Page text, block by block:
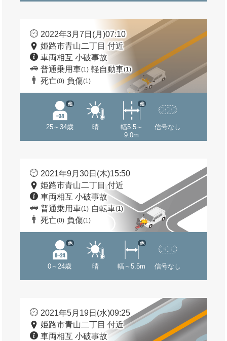
2022年3月7日(月)07:10
姫路市青山二丁目 付近
車両相互 小破事故
普通乗用車(1) 軽自動車(1)
死亡(0) 負傷(1)
25～34歳
他
晴
幅5.5～
9.0m
他
信号なし
2021年9月30日(木)15:50
姫路市青山二丁目 付近
車両相互 小破事故
普通乗用車(1) 自転車(1)
死亡(0) 負傷(1)
0～24歳
他
晴 幅～5.5m
他
信号なし
2021年5月19日(水)09:25
姫路市青山二丁目 付近
車両相互 小破事故